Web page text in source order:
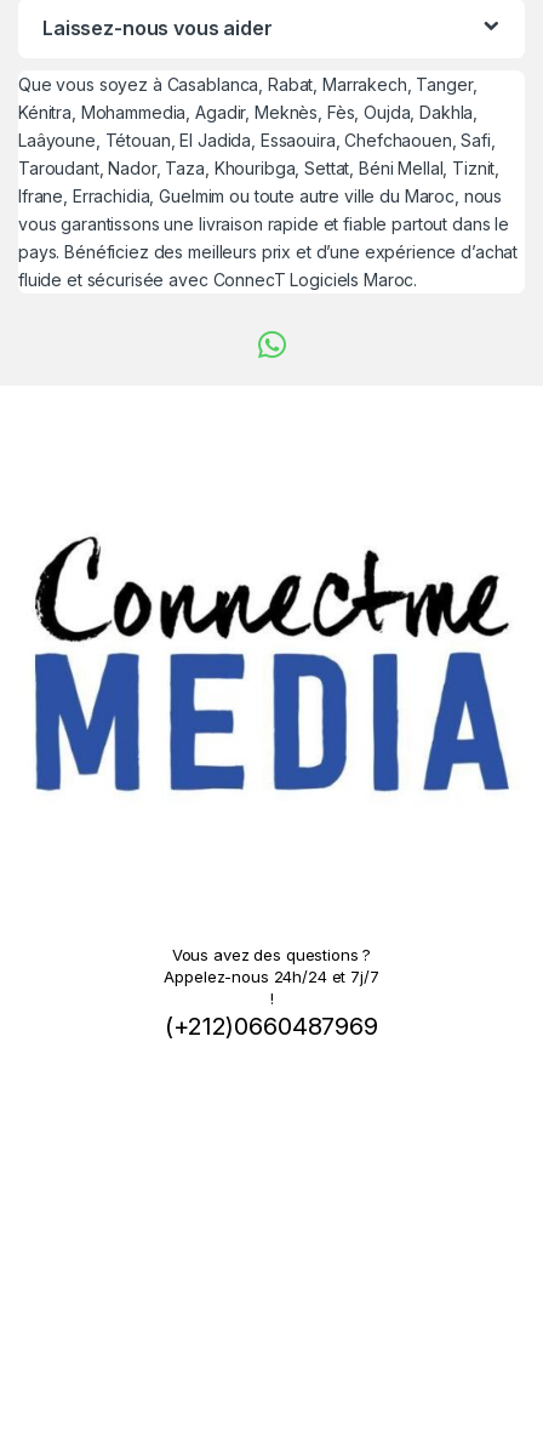
Laissez-nous vous aider
Que vous soyez à Casablanca, Rabat, Marrakech, Tanger,
Kénitra, Mohammedia, Agadir, Meknès, Fès, Oujda, Dakhla,
Laâyoune, Tétouan, El Jadida, Essaouira, Chefchaouen, Safi,
Taroudant, Nador, Taza, Khouribga, Settat, Béni Mellal, Tiznit,
Ifrane, Errachidia, Guelmim ou toute autre ville du Maroc, nous
vous garantissons une livraison rapide et fiable partout dans le
pays. Bénéficiez des meilleurs prix et d’une expérience d’achat
fluide et sécurisée avec ConnecT Logiciels Maroc.
Vous avez des questions ?
Appelez-nous 24h/24 et 7j/7
!
(+212)0660487969